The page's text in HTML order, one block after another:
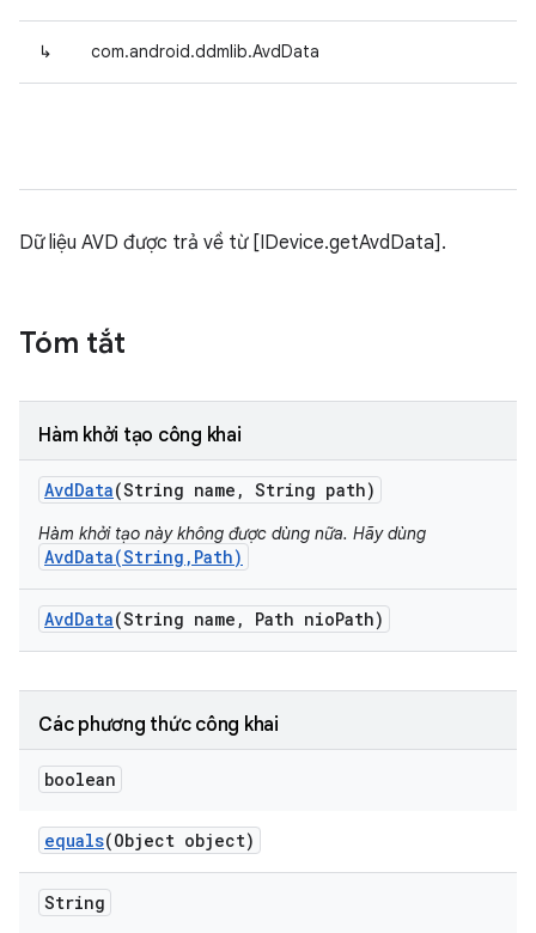
↳ com.android.ddmlib.AvdData
Dữ liệu AVD được trả về từ [IDevice.getAvdData].
Tóm tắt
Hàm khởi tạo công khai
AvdData(String name , String path)
Hàm khởi tạo này không được dùng nữa. Hãy dùng
AvdData(String,Path)
AvdData(String name , Path nioPath)
Các phương thức công khai
boolean
equals(Object object)
String